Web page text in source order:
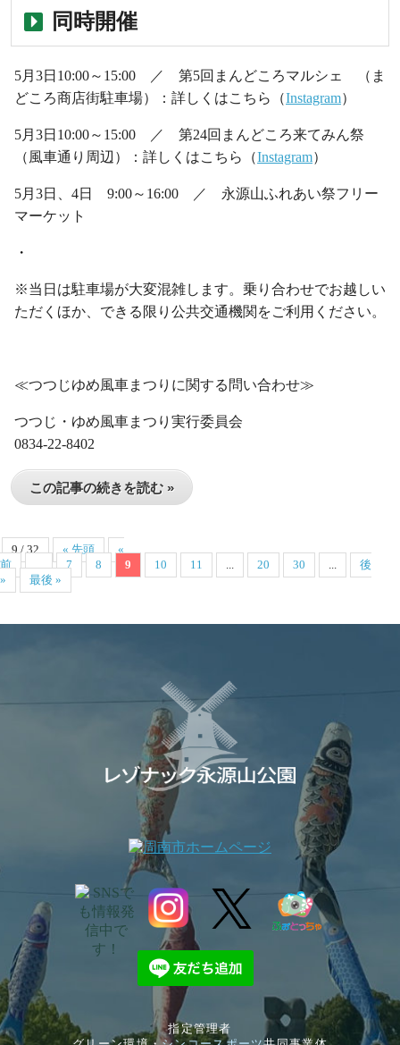
同時開催
5月3日10:00～15:00 ／ 第5回まんどころマルシェ （ま
どころ商店街駐車場）：詳しくはこちら（Instagram）
5月3日10:00～15:00 ／ 第24回まんどころ来てみん祭
（風車通り周辺）：詳しくはこちら（Instagram）
5月3日、4日 9:00～16:00 ／ 永源山ふれあい祭フリー
マーケット
・
※当日は駐車場が大変混雑します。乗り合わせでお越しい
ただくほか、できる限り公共交通機関をご利用ください。
≪つつじゆめ風車まつりに関する問い合わせ≫
つつじ・ゆめ風車まつり実行委員会
0834-22-8402
この記事の続きを読む »
9 / 32 « 先頭
«
前
... 7 8 9 10 11 ... 20 30 ...
後
»
最後 »
指定管理者